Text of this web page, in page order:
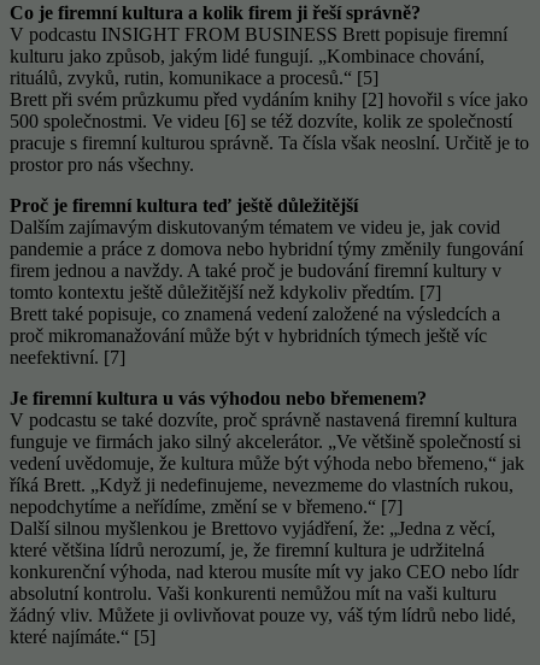
Co je firemní kultura a kolik firem ji řeší správně?
V podcastu INSIGHT FROM BUSINESS Brett popisuje firemní
kulturu jako způsob, jakým lidé fungují. „Kombinace chování,
rituálů, zvyků, rutin, komunikace a procesů.“ [5]
Brett při svém průzkumu před vydáním knihy [2] hovořil s více jako
500 společnostmi. Ve videu [6] se též dozvíte, kolik ze společností
pracuje s firemní kulturou správně. Ta čísla však neoslní. Určitě je to
prostor pro nás všechny.
Proč je firemní kultura teď ještě důležitější
Dalším zajímavým diskutovaným tématem ve videu je, jak covid
pandemie a práce z domova nebo hybridní týmy změnily fungování
firem jednou a navždy. A také proč je budování firemní kultury v
tomto kontextu ještě důležitější než kdykoliv předtím. [7]
Brett také popisuje, co znamená vedení založené na výsledcích a
proč mikromanažování může být v hybridních týmech ještě víc
neefektivní. [7]
Je firemní kultura u vás výhodou nebo břemenem?
V podcastu se také dozvíte, proč správně nastavená firemní kultura
funguje ve firmách jako silný akcelerátor. „Ve většině společností si
vedení uvědomuje, že kultura může být výhoda nebo břemeno,“ jak
říká Brett. „Když ji nedefinujeme, nevezmeme do vlastních rukou,
nepodchytíme a neřídíme, změní se v břemeno.“ [7]
Další silnou myšlenkou je Brettovo vyjádření, že: „Jedna z věcí,
které většina lídrů nerozumí, je, že firemní kultura je udržitelná
konkurenční výhoda, nad kterou musíte mít vy jako CEO nebo lídr
absolutní kontrolu. Vaši konkurenti nemůžou mít na vaši kulturu
žádný vliv. Můžete ji ovlivňovat pouze vy, váš tým lídrů nebo lidé,
které najímáte.“ [5]